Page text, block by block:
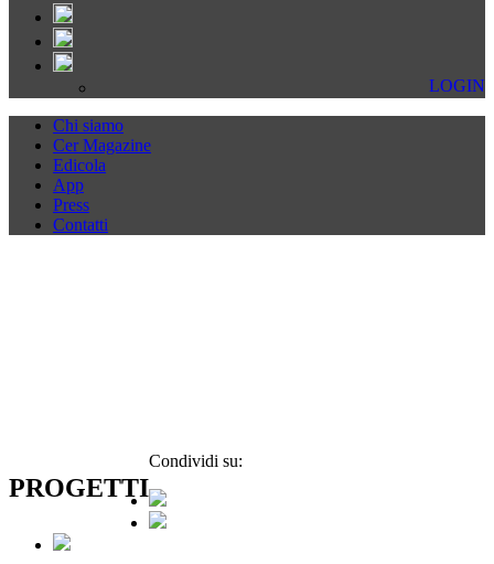
LOGIN
Chi siamo
Cer Magazine
Edicola
App
Press
Contatti
PROGETTI
Condividi su: